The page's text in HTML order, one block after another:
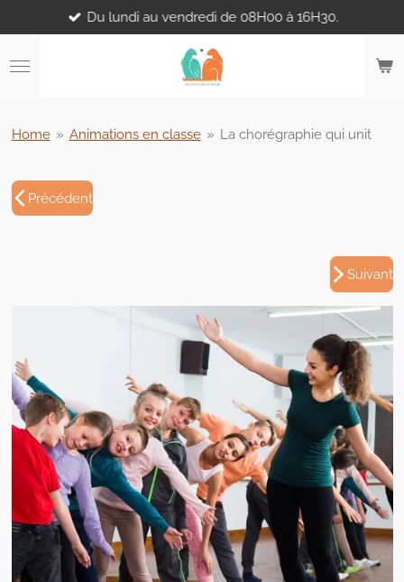
au
contenu
principal
Du lundi au vendredi de 08H00 à 16H30.
Home » Animations en classe » La chorégraphie qui unit
Précédent
Suivant